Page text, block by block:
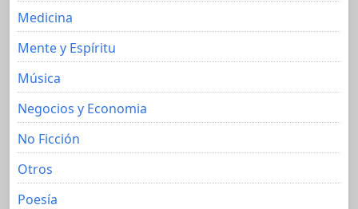
Medicina
Mente y Espíritu
Música
Negocios y Economia
No Ficción
Otros
Poesía